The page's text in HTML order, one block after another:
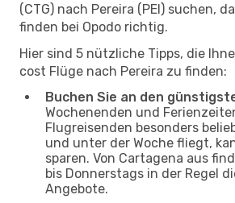
(CTG) nach Pereira (PEI) suchen,
finden bei Opodo richtig.
Hier sind 5 nützliche Tipps, die
cost Flüge nach Pereira zu finden:
Buchen Sie an den
Wochenenden und
Flugreisenden besonders
und unter der Woche fliegt,
sparen. Von Cartagena aus
bis Donnerstags in der Regel
Angebote.